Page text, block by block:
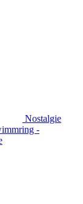
Nostalgie
-